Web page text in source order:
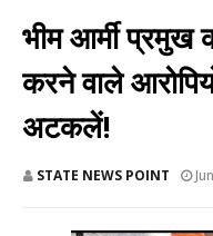
भीम आर्मी प्रमुख
करने वाले
अटकलें!
STATE NEWS POINT